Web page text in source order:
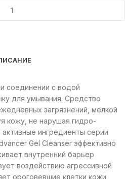
соединении с водой
для умывания. Средство
загрязнений, мелкой
кожу, не нарушая гидро-
ингредиенты серии
Gel Cleanser эффективно
внутренний барьер
воздействию агрессивной
ороговевшие клетки кожи,